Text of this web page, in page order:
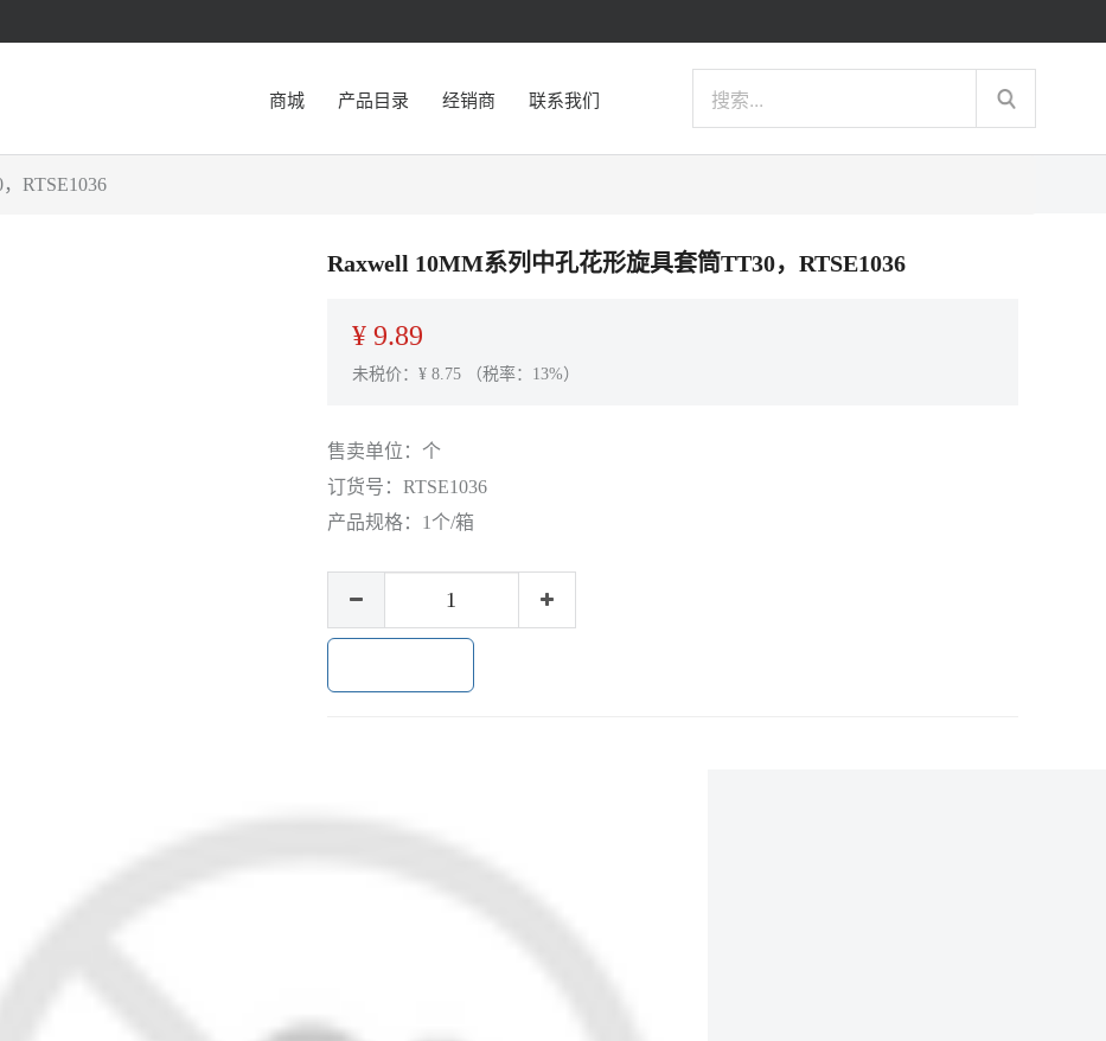
商城 产品目录 经销商 联系我们
RTSE1036
Raxwell 10MM系列中孔花形旋具套筒TT30，RTSE1036
¥ 9.89
未税价：¥ 8.75（税率：13%）
售卖单位： 个
订货号： RTSE1036
产品规格： 1个/箱